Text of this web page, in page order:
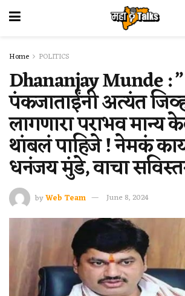
Home POLITICS
Dhananjay Munde :
पंकजाताईंनी अत्यंत
लागणारा पराभव मान्य
थांबलं पाहिजे ! नेमकं
धनंजय मुंडे, वाचा
byWeb Team June 8, 2024